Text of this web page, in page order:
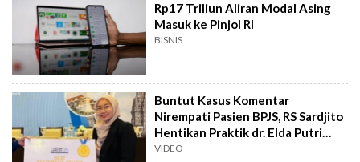
Rp17 Triliun Aliran Modal Asing
Masuk ke Pinjol RI
BISNIS
Buntut Kasus Komentar
Nirempati Pasien BPJS, RS Sardjito
Hentikan Praktik dr. Elda Putri
Rahard
VIDEO